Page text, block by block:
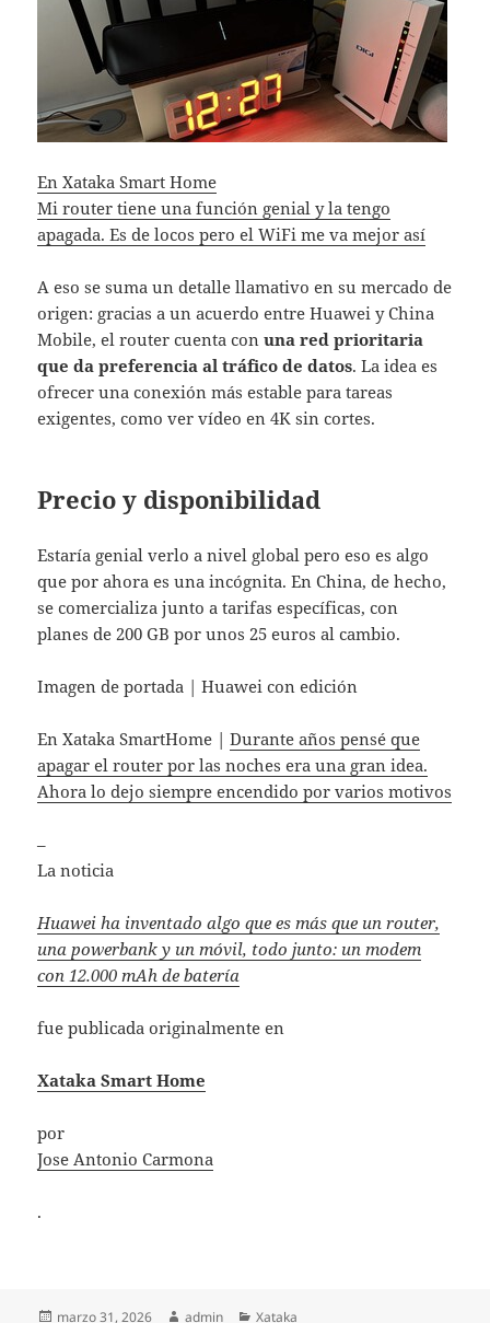
En Xataka Smart Home
Mi router tiene una función genial y la tengo
apagada. Es de locos pero el WiFi me va mejor así
A eso se suma un detalle llamativo en su mercado de
origen: gracias a un acuerdo entre Huawei y China
Mobile, el router cuenta conuna red prioritaria
que da preferencia al tráfico de datos. La idea es
ofrecer una conexión más estable para tareas
exigentes, como ver vídeo en 4K sin cortes.
Precio y disponibilidad
Estaría genial verlo a nivel global pero eso es algo
que por ahora es una incógnita. En China, de hecho,
se comercializa junto a tarifas específicas, con
planes de 200 GB por unos 25 euros al cambio.
Imagen de portada | Huawei con edición
En Xataka SmartHome |Durante años pensé que
apagar el router por las noches era una gran idea.
Ahora lo dejo siempre encendido por varios motivos
–
La noticia
Huawei ha inventado algo que es más que un router,
una powerbank y un móvil, todo junto: un modem
con 12.000 mAh de batería
fue publicada originalmente en
Xataka Smart Home
por
Jose Antonio Carmona
.
Publicado
marzo 31, 2026 Autor
admin Categorías
Xataka